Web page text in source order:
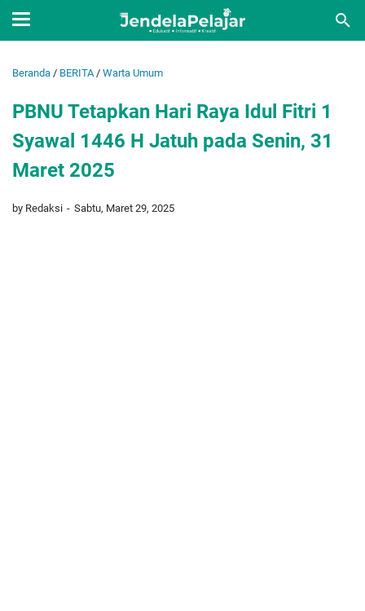
Beranda / BERITA / Warta Umum
PBNU Tetapkan Hari Raya Idul Fitri 1
Syawal 1446 H Jatuh pada Senin, 31
Maret 2025
by Redaksi Sabtu, Maret 29, 2025